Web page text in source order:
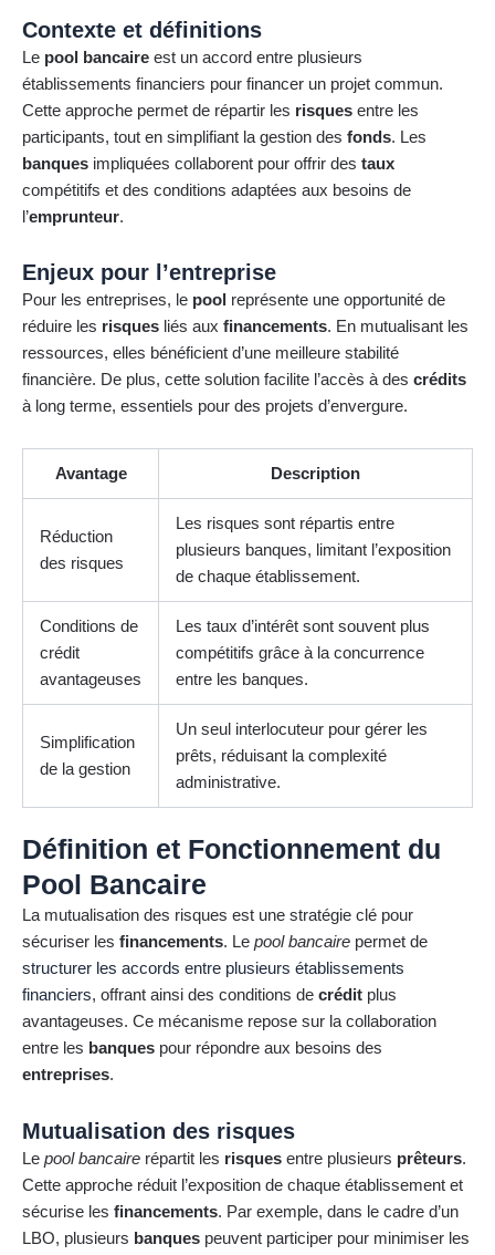
Contexte et définitions
Le pool bancaire est un accord entre plusieurs
établissements financiers pour financer un projet commun.
Cette approche permet de répartir les risques entre les
participants, tout en simplifiant la gestion des fonds. Les
banques impliquées collaborent pour offrir des taux
compétitifs et des conditions adaptées aux besoins de
l’emprunteur.
Enjeux pour l’entreprise
Pour les entreprises, le pool représente une opportunité de
réduire les risques liés aux financements. En mutualisant les
ressources, elles bénéficient d’une meilleure stabilité
financière. De plus, cette solution facilite l’accès à des crédits
à long terme, essentiels pour des projets d’envergure.
Avantage Description
Réduction
des risques
Les risques sont répartis entre
plusieurs banques, limitant l’exposition
de chaque établissement.
Conditions de
crédit
avantageuses
Les taux d’intérêt sont souvent plus
compétitifs grâce à la concurrence
entre les banques.
Simplification
de la gestion
Un seul interlocuteur pour gérer les
prêts, réduisant la complexité
administrative.
Définition et Fonctionnement du
Pool Bancaire
La mutualisation des risques est une stratégie clé pour
sécuriser les financements. Le pool bancaire permet de
structurer les accords entre plusieurs établissements
financiers, offrant ainsi des conditions de crédit plus
avantageuses. Ce mécanisme repose sur la collaboration
entre les banques pour répondre aux besoins des
entreprises.
Mutualisation des risques
Le pool bancaire répartit les risques entre plusieurs prêteurs.
Cette approche réduit l’exposition de chaque établissement et
sécurise les financements. Par exemple, dans le cadre d’un
LBO, plusieurs banques peuvent participer pour minimiser les